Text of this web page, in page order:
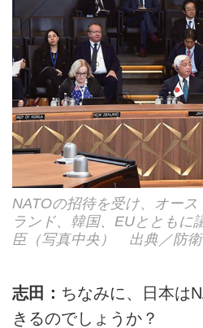
NATOの招待を受け、オー
ランド、韓国、EUとともに
臣（写真中央） 出典／防
志田： ちなみに、日本は
きるのでしょうか？